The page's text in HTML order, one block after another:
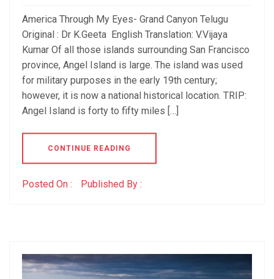
America Through My Eyes- Grand Canyon Telugu
Original : Dr K.Geeta English Translation: V.Vijaya
Kumar Of all those islands surrounding San Francisco
province, Angel Island is large. The island was used
for military purposes in the early 19th century;
however, it is now a national historical location. TRIP:
Angel Island is forty to fifty miles […]
CONTINUE READING
Posted On : Published By :